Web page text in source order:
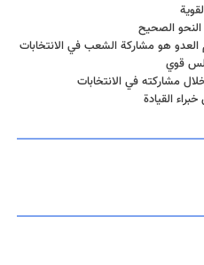
الصحيح
العدو هو مشاركة الشعب في الانتخابات
قوي
مشاركته في الانتخابات
القيادة